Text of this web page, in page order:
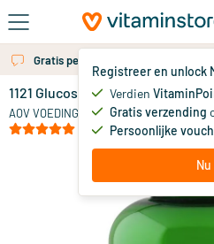
Ga naar de hoofdinhoud
Registreer en unlock
Verdien
Gratis verzending
Persoonlijke
Gratis persoonlijk advies via chat of
1121 Glucosamine & Chondroitine
AOV VOEDINGSSUPPLEMENTEN